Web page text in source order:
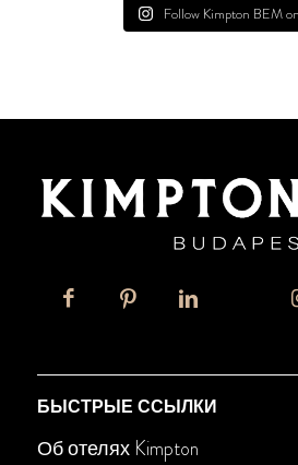
Follow Kimpton BEM
БЫСТРЫЕ ССЫЛКИ
Об отелях Kimpton